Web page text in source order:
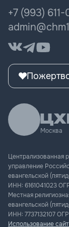
Культура
Москва
+7 (993)
Централизованная
управление
евангельской
ИНН: 6161041023
Местная
евангельской
ИНН: 7737132107
Использование